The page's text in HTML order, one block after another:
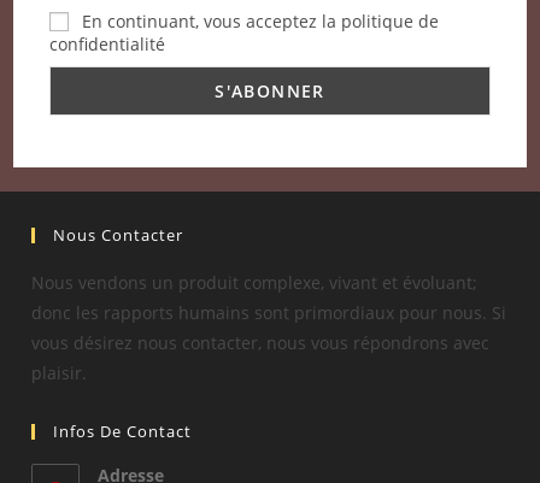
En continuant, vous acceptez la politique de
confidentialité
Nous Contacter
Nous vendons un produit complexe, vivant et évoluant;
donc les rapports humains sont primordiaux pour nous. Si
vous désirez nous contacter, nous vous répondrons avec
plaisir.
Infos De Contact
Adresse